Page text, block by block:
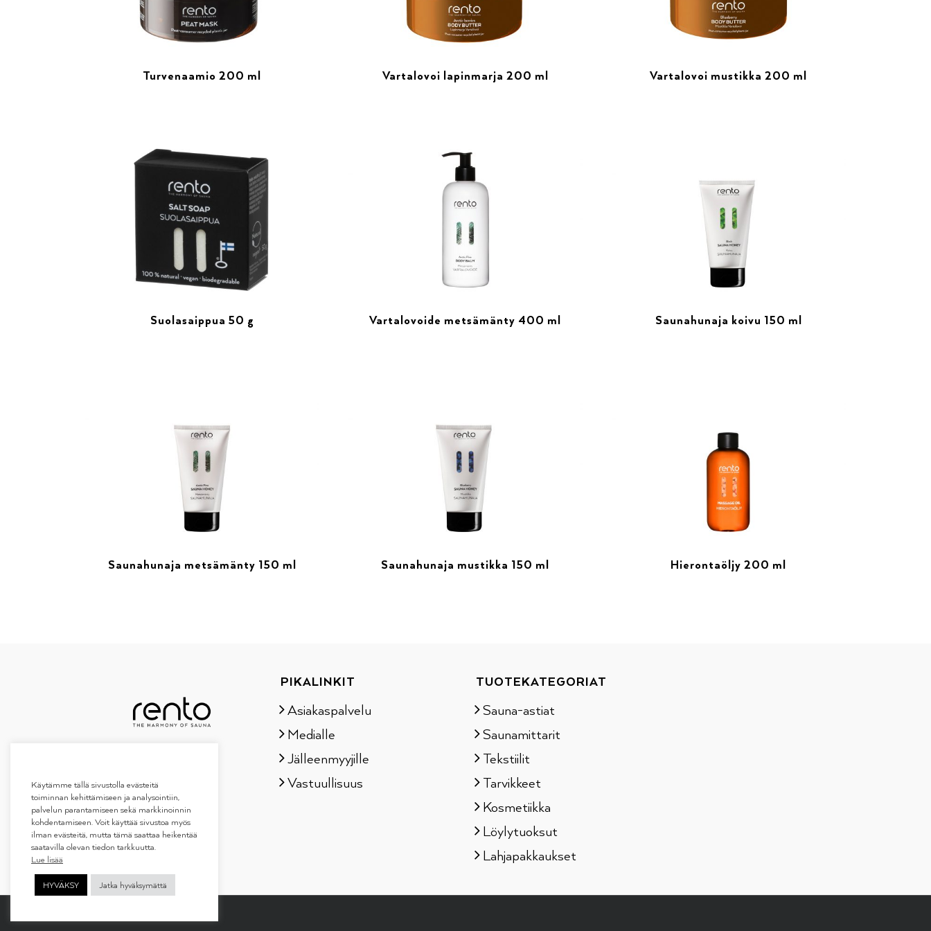
Turvenaamio 200 ml Vartalovoi lapinmarja 200 ml Vartalovoi mustikka 200 ml
Suolasaippua 50 g Vartalovoide metsämänty 400 ml Saunahunaja koivu 150 ml
Saunahunaja metsämänty 150 ml Saunahunaja mustikka 150 ml Hierontaöljy 200 ml
PIKALINKIT
Asiakaspalvelu
Medialle
Jälleenmyyjille
Vastuullisuus
TUOTEKATEGORIAT
Sauna-astiat
Saunamittarit
Tekstiilit
Tarvikkeet
Kosmetiikka
Löylytuoksut
Lahjapakkaukset
Käytämme tällä sivustolla evästeitä
toiminnan kehittämiseen ja analysointiin,
palvelun parantamiseen sekä markkinoinnin
kohdentamiseen. Voit käyttää sivustoa myös
ilman evästeitä, mutta tämä saattaa heikentää
saatavilla olevan tiedon tarkkuutta.
Lue lisää
HYVÄKSY Jatka hyväksymättä